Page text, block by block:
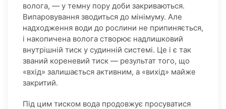
волога, — у темну пору доби закриваються.
Випаровування зводиться до мінімуму. Але
надходження води до рослини не припиняється,
і накопичена волога створює надлишковий
внутрішній тиск у судинній системі. Це і є так
званий кореневий тиск — результат того, що
«вхід» залишається активним, а «вихід» майже
закритий.
Під цим тиском вода продовжує просуватися